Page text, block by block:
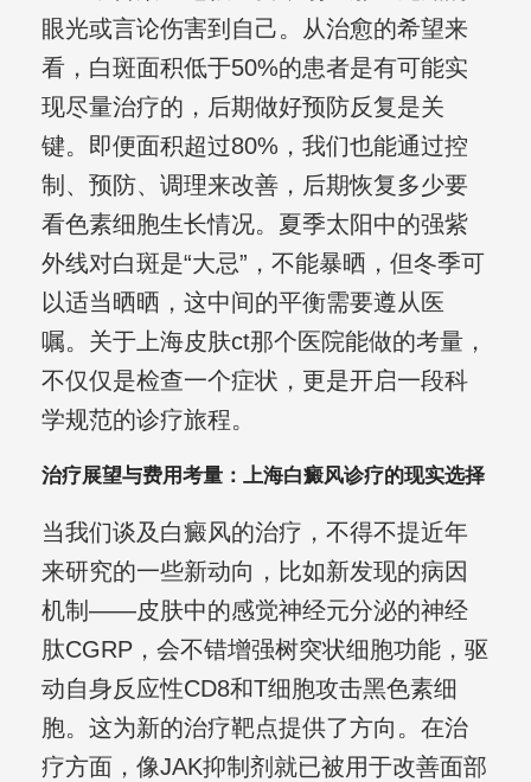
眼光或言论伤害到自己。从治愈的希望来
看，白斑面积低于50%的患者是有可能实
现尽量治疗的，后期做好预防反复是关
键。即便面积超过80%，我们也能通过控
制、预防、调理来改善，后期恢复多少要
看色素细胞生长情况。夏季太阳中的强紫
外线对白斑是“大忌”，不能暴晒，但冬季可
以适当晒晒，这中间的平衡需要遵从医
嘱。关于上海皮肤ct那个医院能做的考量，
不仅仅是检查一个症状，更是开启一段科
学规范的诊疗旅程。
治疗展望与费用考量：上海白癜风诊疗的现实选择
当我们谈及白癜风的治疗，不得不提近年
来研究的一些新动向，比如新发现的病因
机制——皮肤中的感觉神经元分泌的神经
肽CGRP，会不错增强树突状细胞功能，驱
动自身反应性CD8和T细胞攻击黑色素细
胞。这为新的治疗靶点提供了方向。在治
疗方面，像JAK抑制剂就已被用于改善面部